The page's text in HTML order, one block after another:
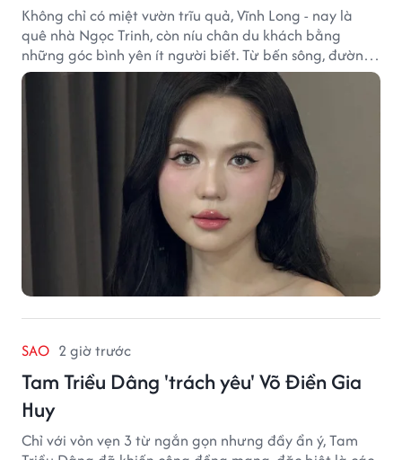
Không chỉ có miệt vườn trĩu quả, Vĩnh Long - nay là
quê nhà Ngọc Trinh, còn níu chân du khách bằng
những góc bình yên ít người biết. Từ bến sông, đường
quê đến nhịp sống chậm rãi, tất cả tạo nên sức hút rất
riêng của vùng đất miền Tây.
SAO 2 giờ trước
Tam Triều Dâng 'trách yêu' Võ Điền Gia
Huy
Chỉ với vỏn vẹn 3 từ ngắn gọn nhưng đầy ẩn ý, Tam